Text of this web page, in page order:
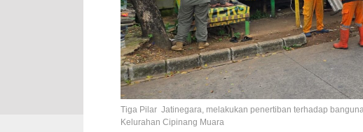
Tiga Pilar Jatinegara, melakukan penertiban terhadap
Kelurahan Cipinang Muara